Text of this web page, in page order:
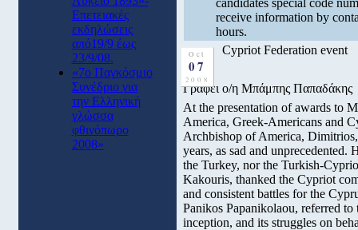
Επετειακές
εκδηλώσεις
από19/9 έως
23/9/08.
«7o Παγκόσμιο
Συνέδριο για
την Ελληνική
γλώσσα
φθινόπωρο
2008»
candidates special code
receive information by
hours.
Oct
07
2008
Cypriot Federation event
Γράφει ο/η Μπάμπης Παπαδάκης
At the presentation of awards to
America, Greek-Americans and
Archbishop of America,
years, as sad and
the Turkey, nor the Turkish-
Kakouris, thanked the Cypriot
and consistent battles for the
Panikos Papanikolaou, referred
inception, and its struggles on